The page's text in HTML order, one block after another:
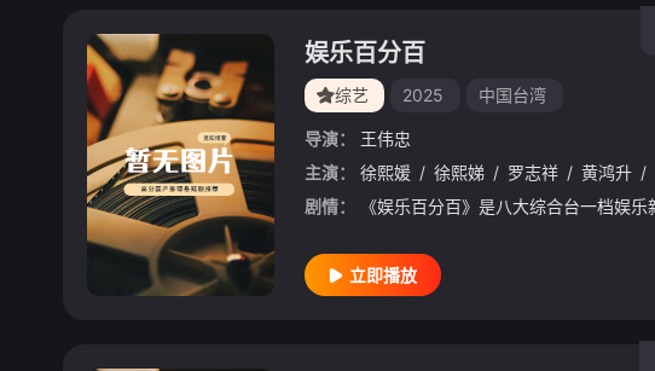
娱乐百分百
综艺 2025 中国台湾
导演：
王伟忠
主演：
徐熙媛 / 徐熙娣 / 罗志祥 / 黄鸿升 /
剧情：
立即播放